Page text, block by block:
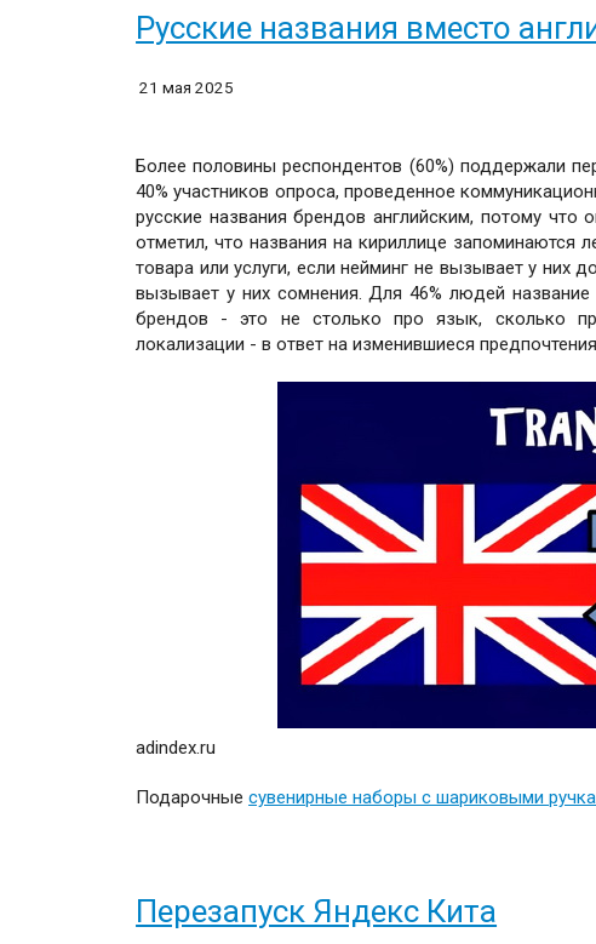
Русские названия вместо
21 мая 2025
Более половины респондентов (60%) поддержали
40% участников опроса, проведенное
русские названия брендов английским, потому
отметил, что названия на кириллице запоминаются
товара или услуги, если нейминг не вызывает у них
вызывает у них сомнения. Для 46% людей
брендов - это не столько про язык, сколько
локализации - в ответ на изменившиеся
adindex.ru
Подарочныесувенирные наборы с шариковыми
Перезапуск Яндекс Кита